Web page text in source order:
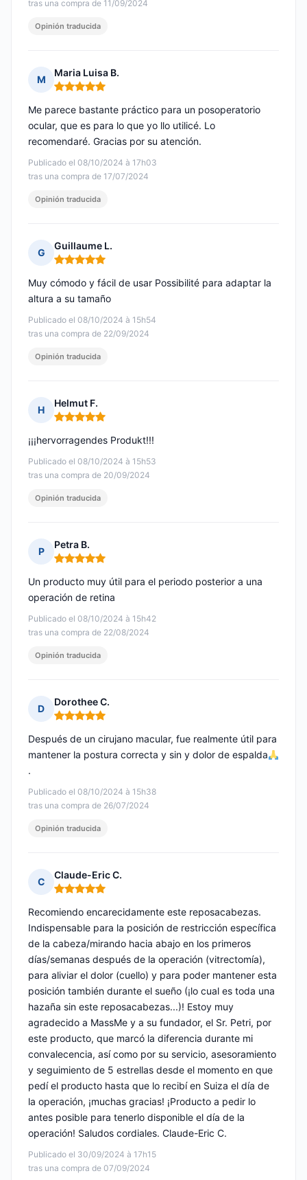
tras una compra de 11/09/2024
Opinión traducida
M
Maria Luisa B.
Nota: 5 de 5
Publicado el 08/10/2024 à 17h03
tras una compra de 17/07/2024
Me parece bastante práctico para un posoperatorio
ocular, que es para lo que yo llo utilicé. Lo
recomendaré. Gracias por su atención.
Opinión traducida
G
Guillaume L.
Nota: 5 de 5
Publicado el 08/10/2024 à 15h54
tras una compra de 22/09/2024
Muy cómodo y fácil de usar Possibilité para adaptar la
altura a su tamaño
Opinión traducida
H
Helmut F.
Nota: 5 de 5
Publicado el 08/10/2024 à 15h53
tras una compra de 20/09/2024
¡¡¡hervorragendes Produkt!!!
Opinión traducida
P
Petra B.
Nota: 5 de 5
Publicado el 08/10/2024 à 15h42
tras una compra de 22/08/2024
Un producto muy útil para el periodo posterior a una
operación de retina
Opinión traducida
D
Dorothee C.
Nota: 5 de 5
Publicado el 08/10/2024 à 15h38
tras una compra de 26/07/2024
Después de un cirujano macular, fue realmente útil para
mantener la postura correcta y sin y dolor de espalda
.
Opinión traducida
C
Claude-Eric C.
Nota: 5 de 5
Publicado el 30/09/2024 à 17h15
tras una compra de 07/09/2024
Recomiendo encarecidamente este reposacabezas.
Indispensable para la posición de restricción específica
de la cabeza/mirando hacia abajo en los primeros
días/semanas después de la operación (vitrectomía),
para aliviar el dolor (cuello) y para poder mantener esta
posición también durante el sueño (¡lo cual es toda una
hazaña sin este reposacabezas...)! Estoy muy
agradecido a MassMe y a su fundador, el Sr. Petri, por
este producto, que marcó la diferencia durante mi
convalecencia, así como por su servicio, asesoramiento
y seguimiento de 5 estrellas desde el momento en que
pedí el producto hasta que lo recibí en Suiza el día de
la operación, ¡muchas gracias! ¡Producto a pedir lo
antes posible para tenerlo disponible el día de la
operación! Saludos cordiales. Claude-Eric C.